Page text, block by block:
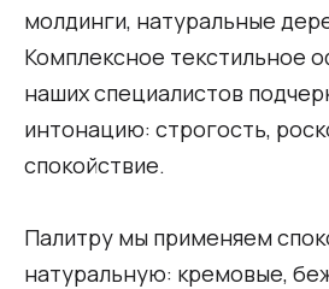
молдинги, натуральные
Комплексное текстильное
наших специалистов
интонацию: строгость,
спокойствие.
Палитру мы применяем
натуральную: кремовые,